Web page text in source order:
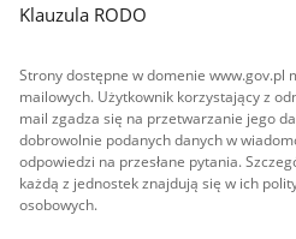
Klauzula RODO
Strony dostępne w domenie www.gov.pl
mailowych. Użytkownik korzystający z
mail zgadza się na przetwarzanie jego
dobrowolnie podanych danych w
odpowiedzi na przesłane pytania.
każdą z jednostek znajdują się w ich
osobowych.